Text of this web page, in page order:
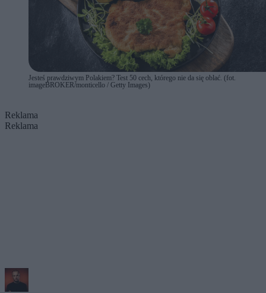
Jesteś prawdziwym Polakiem? Test 50 cech, którego nie da się oblać. (fot.
imageBROKER/monticello / Getty Images)
Reklama
Reklama